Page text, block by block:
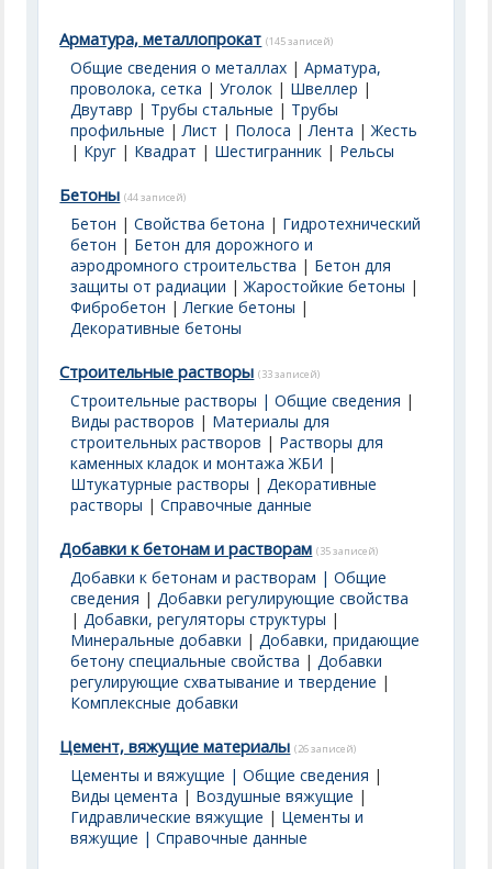
Арматура, металлопрокат (145 записей)
Общие сведения о металлах |Арматура,
проволока, сетка |Уголок | Швеллер |
Двутавр | Трубы стальные | Трубы
профильные |Лист | Полоса |Лента |Жесть
| Круг | Квадрат | Шестигранник | Рельсы
Бетоны (44 записей)
Бетон |Свойства бетона | Гидротехнический
бетон | Бетон для дорожного и
аэродромного строительства | Бетон для
защиты от радиации |Жаростойкие бетоны |
Фибробетон |Легкие бетоны |
Декоративные бетоны
Строительные растворы (33 записей)
Строительные растворы | Общие сведения |
Виды растворов | Материалы для
строительных растворов | Растворы для
каменных кладок и монтажа ЖБИ |
Штукатурные растворы |Декоративные
растворы |Справочные данные
Добавки к бетонам и растворам (35 записей)
Добавки к бетонам и растворам | Общие
сведения |Добавки регулирующие свойства
|Добавки, регуляторы структуры |
Минеральные добавки |Добавки, придающие
бетону специальные свойства |Добавки
регулирующие схватывание и твердение |
Комплексные добавки
Цемент, вяжущие материалы (26 записей)
Цементы и вяжущие | Общие сведения |
Виды цемента | Воздушные вяжущие |
Гидравлические вяжущие | Цементы и
вяжущие | Справочные данные